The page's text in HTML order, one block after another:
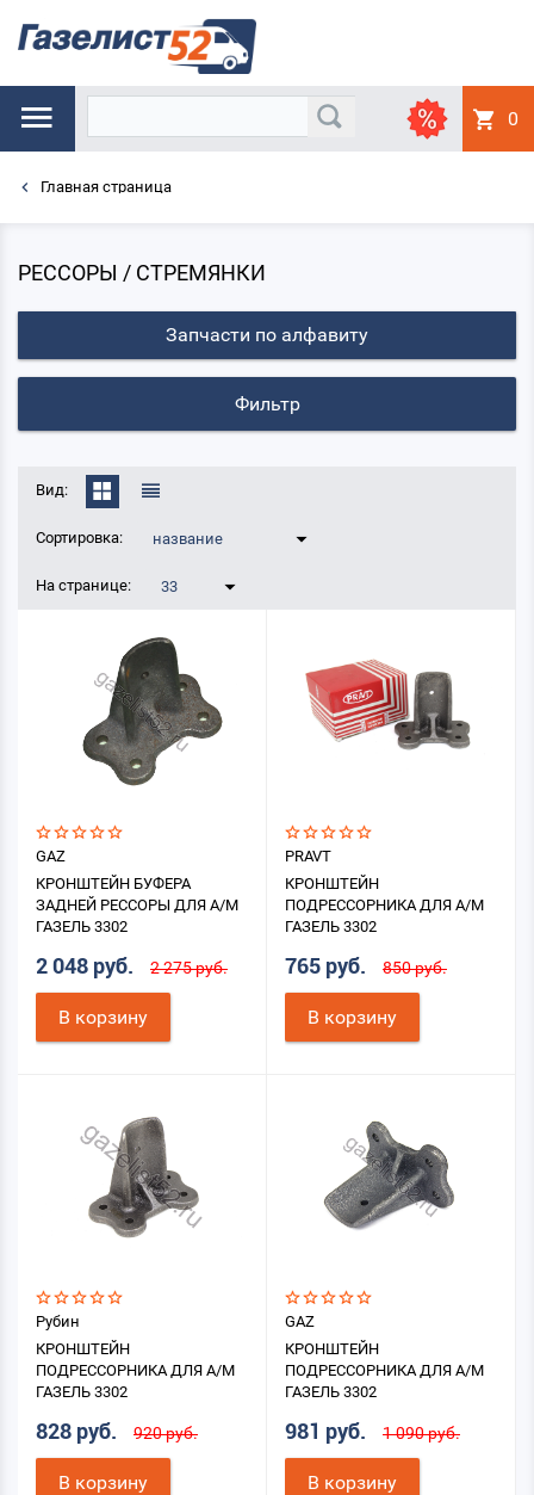
0
Главная страница
РЕССОРЫ / СТРЕМЯНКИ
Запчасти по алфавиту
Фильтр
Вид:
Сортировка: название
На странице: 33
GAZ
КРОНШТЕЙН БУФЕРА
ЗАДНЕЙ РЕССОРЫ ДЛЯ А/М
ГАЗЕЛЬ 3302
2 048 руб. 2 275 руб.
В корзину
PRAVT
КРОНШТЕЙН
ПОДРЕССОРНИКА ДЛЯ А/М
ГАЗЕЛЬ 3302
765 руб. 850 руб.
В корзину
Рубин
КРОНШТЕЙН
ПОДРЕССОРНИКА ДЛЯ А/М
ГАЗЕЛЬ 3302
828 руб. 920 руб.
В корзину
GAZ
КРОНШТЕЙН
ПОДРЕССОРНИКА ДЛЯ А/М
ГАЗЕЛЬ 3302
981 руб. 1 090 руб.
В корзину